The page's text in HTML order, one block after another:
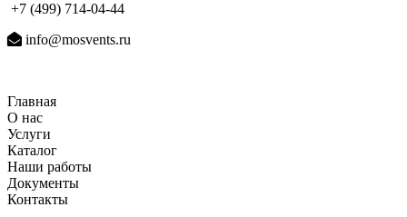
+7 (499) 714-04-44
info@mosvents.ru
Главная
О нас
Услуги
Каталог
Наши работы
Документы
Контакты